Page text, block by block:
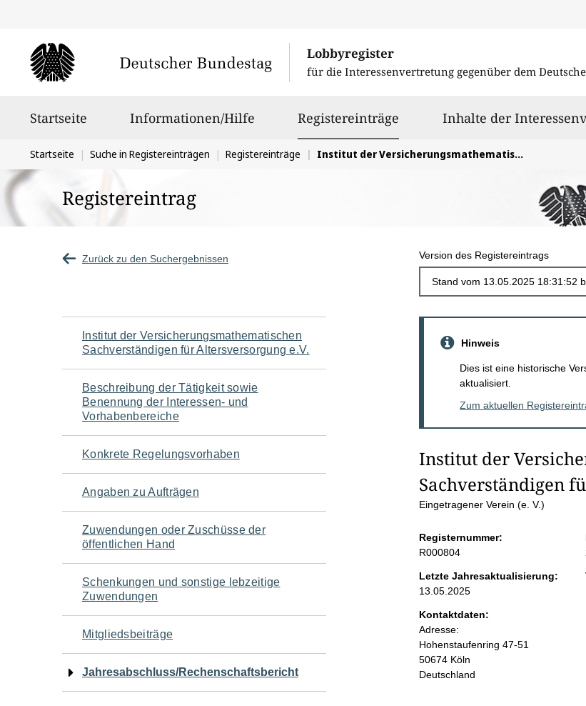
Lobbyregister
für die Interessenvertretung gegenüber dem
Startseite Informationen/Hilfe Registereinträge ausgewähltInhalte der
Sie
befinden
sich
hier:
Startseite Suche in Registereinträgen Registereinträge Institut der Versicherungsmathematischen Sachverständigen für Altersversorgung e.V.
Registereintrag
Zurück zu den Suchergebnissen Version des Registereintrags
Navigation
für
den
Seiteninhalt
Institut der Versicherungsmathematischen
Sachverständigen für Altersversorgung e.V.
Beschreibung der Tätigkeit sowie
Benennung der Interessen- und
Vorhabenbereiche
Konkrete Regelungsvorhaben
Angaben zu Aufträgen
Zuwendungen oder Zuschüsse der
öffentlichen Hand
Schenkungen und sonstige lebzeitige
Zuwendungen
Mitgliedsbeiträge
Jahresabschluss/Rechenschaftsbericht
e
n
i
n
h
a
Hinweis
Dies ist eine historische
aktualisiert.
Zum aktuellen
Institut der
Sachverständigen
Eingetragener Verein (e. V.)
Registernummer:
R000804
Letzte Jahresaktualisierung:
13.05.2025
Kontaktdaten:
Adresse:
Hohenstaufenring 47-51
50674 Köln
Deutschland